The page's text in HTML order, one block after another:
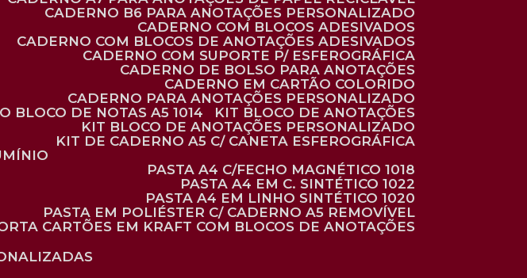
CADERNO B6 PARA ANOTAÇÕES PERSONALIZADO
CADERNO COM BLOCOS ADESIVADOS
CADERNO COM BLOCOS DE ANOTAÇÕES ADESIVADOS
CADERNO COM SUPORTE P/ ESFEROGRÁFICA
CADERNO DE BOLSO PARA ANOTAÇÕES
CADERNO EM CARTÃO COLORIDO
CADERNO PARA ANOTAÇÕES PERSONALIZADO
BLOCO DE NOTAS A5 1014
KIT BLOCO DE ANOTAÇÕES
KIT BLOCO DE ANOTAÇÕES PERSONALIZADO
KIT DE CADERNO A5 C/ CANETA ESFEROGRÁFICA
PASTA A4 C/FECHO MAGNÉTICO 1018
PASTA A4 EM C. SINTÉTICO 1022
PASTA A4 EM LINHO SINTÉTICO 1020
PASTA EM POLIÉSTER C/ CADERNO A5 REMOVÍVEL
CARTÕES EM KRAFT COM BLOCOS DE ANOTAÇÕES